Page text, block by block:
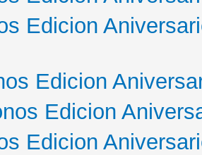
Edicion
Edicion
Edicion
Edicion